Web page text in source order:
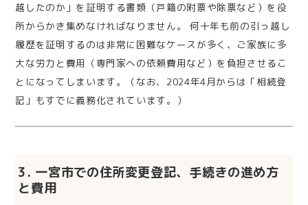
越したのか」を証明する書類（戸籍の附票や除票など）を役
所からかき集めなければなりません。 何十年も前の引っ越し
履歴を証明するのは非常に困難なケースが多く、ご家族に多
大な労力と費用（専門家への依頼費用など）を負担させるこ
とになってしまいます。（なお、2024年4月からは「相続登
記」もすでに義務化されています。）
3. 一宮市での住所変更登記、手続きの進め方
と費用